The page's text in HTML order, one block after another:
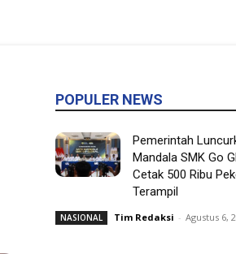
POPULER NEWS
Pemerintah
Mandala SMK Go
Cetak 500 Ribu
Terampil
NASIONAL Tim Redaksi - Agustus 6,